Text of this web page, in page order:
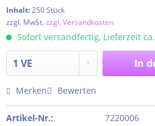
Inhalt:250 Stück
zzgl. MwSt.zzgl. Versandkosten
Sofort versandfertig, Lieferzeit
In
Merken Bewerten
Artikel-Nr.:
7220006